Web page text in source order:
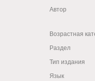
Автор
Возрастная
Раздел
Тип издания
Язык